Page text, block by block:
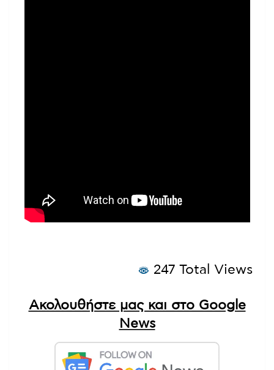
247 Total Views
Ακολουθήστε μας και στο Google
News